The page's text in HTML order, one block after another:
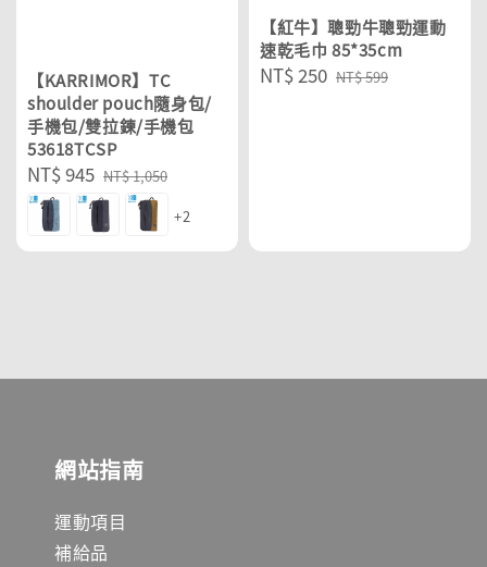
【KARRIMOR】TC
shoulder pouch隨身包/
手機包/雙拉鍊/手機包
53618TCSP
Sale
price
NT$ 945 Regular
price
NT$ 1,050
+2
【紅牛】聰勁牛聰勁運動
速乾毛巾 85*35cm
Sale
NT$ 250 Regular
NT$ 599
網站指南
運動項目
補給品